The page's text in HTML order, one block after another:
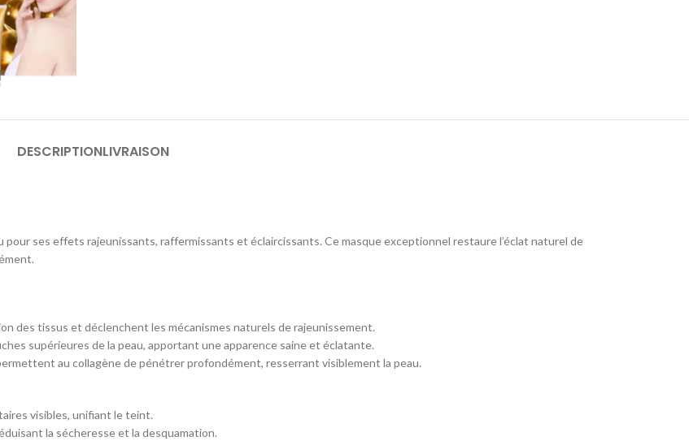
DESCRIPTIONLIVRAISON
ses effets rajeunissants, raffermissants et éclaircissants. Ce masque exceptionnel restaure l’éclat naturel de
des tissus et déclenchent les mécanismes naturels de rajeunissement.
supérieures de la peau, apportant une apparence saine et éclatante.
au collagène de pénétrer profondément, resserrant visiblement la peau.
visibles, unifiant le teint.
la sécheresse et la desquamation.